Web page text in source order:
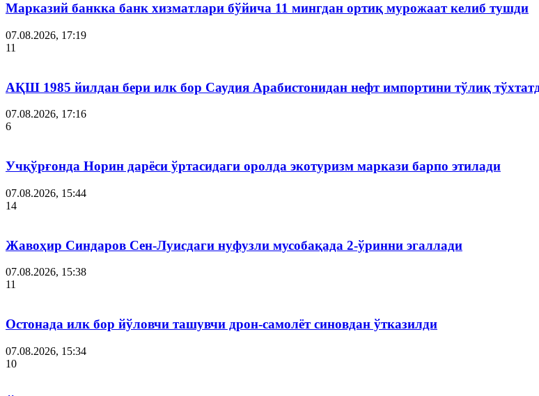
Марказий банкка банк хизматлари бўйича 11 мингдан ортиқ мурожаат келиб тушди
07.08.2026, 17:19
11
АҚШ 1985 йилдан бери илк бор Саудия Арабистонидан нефт импортини тўлиқ
07.08.2026, 17:16
6
Учқўрғонда Норин дарёси ўртасидаги оролда экотуризм маркази барпо этилади
07.08.2026, 15:44
14
Жавоҳир Синдаров Сен-Луисдаги нуфузли мусобақада 2-ўринни эгаллади
07.08.2026, 15:38
11
Остонада илк бор йўловчи ташувчи дрон-самолёт синовдан ўтказилди
07.08.2026, 15:34
10